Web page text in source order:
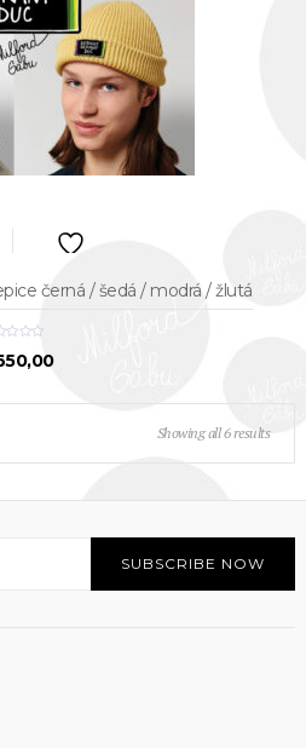
černá / šedá / modrá / žlutá
Showing all 6 resultsSorted
by